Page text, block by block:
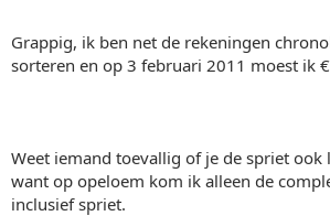
Grappig, ik ben net de rekeningen
sorteren en op 3 februari 2011 moest ik
Weet iemand toevallig of je de spriet ook
want op opeloem kom ik alleen de
inclusief spriet.